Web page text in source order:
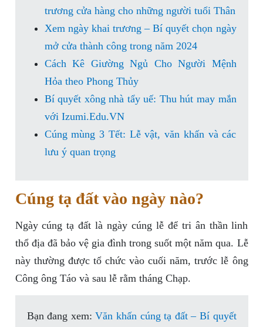
trương cửa hàng cho những người tuổi Thân
Xem ngày khai trương – Bí quyết chọn ngày
mở cửa thành công trong năm 2024
Cách Kê Giường Ngủ Cho Người Mệnh
Hỏa theo Phong Thủy
Bí quyết xông nhà tẩy uế: Thu hút may mắn
với Izumi.Edu.VN
Cúng mùng 3 Tết: Lễ vật, văn khấn và các
lưu ý quan trọng
Cúng tạ đất vào ngày nào?
Ngày cúng tạ đất là ngày cúng lễ để tri ân thần linh
thổ địa đã bảo vệ gia đình trong suốt một năm qua. Lễ
này thường được tổ chức vào cuối năm, trước lễ ông
Công ông Táo và sau lễ rằm tháng Chạp.
Bạn đang xem:Văn khấn cúng tạ đất – Bí quyết